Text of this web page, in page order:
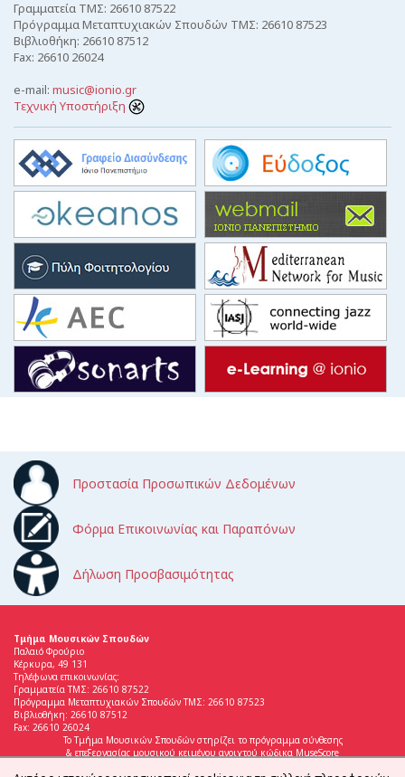
Γραμματεία ΤΜΣ: 26610 87522
Πρόγραμμα Μεταπτυχιακών Σπουδών ΤΜΣ: 26610 87523
Βιβλιοθήκη: 26610 87512
Fax: 26610 26024
e-mail: music@ionio.gr
Τεχνική Υποστήριξη
Προστασία Προσωπικών Δεδομένων
Φόρμα Επικοινωνίας και Παραπόνων
Δήλωση Προσβασιμότητας
Τμήμα Μουσικών Σπουδών
Παλαιό Φρούριο
Κέρκυρα, 49 131
Τηλέφωνα επικοινωνίας:
Γραμματεία ΤΜΣ: 26610 87522
Πρόγραμμα Μεταπτυχιακών Σπουδών ΤΜΣ: 26610 87523
Βιβλιοθήκη: 26610 87512
Fax: 26610 26024
Το Τμήμα Μουσικών Σπουδών στηρίζει το πρόγραμμα σύνθεσης
& επεξεργασίας μουσικού κειμένου ανοιχτού κώδικα MuseScore